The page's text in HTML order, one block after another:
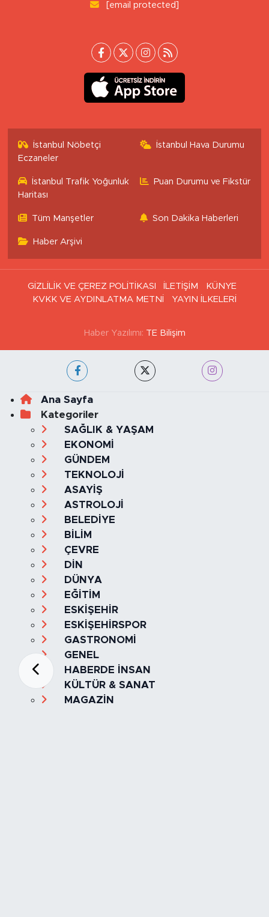
[email protected]
İstanbul Nöbetçi
Eczaneler
İstanbul Hava Durumu
İstanbul Trafik Yoğunluk
Haritası
Puan Durumu ve Fikstür
Tüm Manşetler Son Dakika Haberleri
Haber Arşivi
GİZLİLİK VE ÇEREZ POLİTİKASI İLETİŞİM
KÜNYE
KVKK VE AYDINLATMA METNİ
YAYIN İLKELERİ
Haber Yazılımı: TE Bilişim
Ana Sayfa
Kategoriler
SAĞLIK & YAŞAM
EKONOMİ
GÜNDEM
TEKNOLOJİ
ASAYİŞ
ASTROLOJİ
BELEDİYE
BİLİM
ÇEVRE
DİN
DÜNYA
EĞİTİM
ESKİŞEHİR
ESKİŞEHİRSPOR
GASTRONOMİ
GENEL
HABERDE İNSAN
KÜLTÜR & SANAT
MAGAZİN